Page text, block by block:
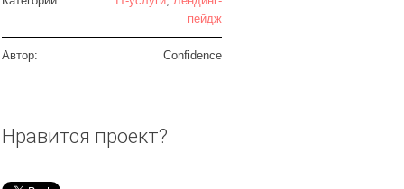
пейдж
Автор: Confidence
Нравится проект?